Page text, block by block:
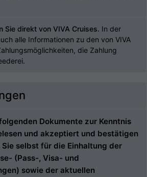
Sie direkt von VIVA Cruises. In der
alle Informationen zu den von VIVA
die Zahlung
Dokumente zur Kenntnis
und akzeptiert und bestätigen
selbst für die Einhaltung der
(Pass-, Visa- und
sowie der aktuellen